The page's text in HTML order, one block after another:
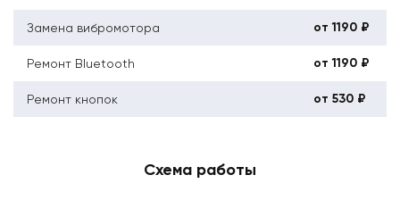
Замена вибромотора от 1190 ₽
Ремонт Bluetooth от 1190 ₽
Ремонт кнопок от 530 ₽
Схема работы